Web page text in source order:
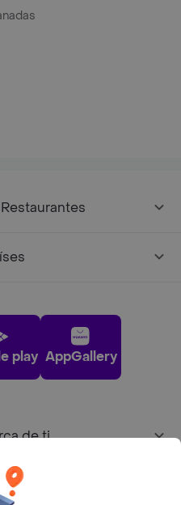
play AppGallery
de ti